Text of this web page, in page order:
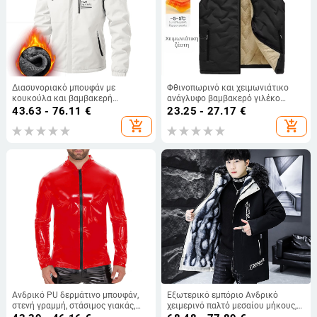
Διασυνοριακό μπουφάν με
κουκούλα και βαμβακερή
επένδυση για το φθινόπωρο και
τον χειμώνα, ζεστό, με επένδυση
από φλις, μοντέρνο, casual
και φλις για άνδρες
43.63 - 76.11 €
add_shopping_cart
Φθινοπωρινό και χειμωνιάτικο
ανάγλυφο βαμβακερό γιλέκο
ανδρικό φθινόπωρο και χειμώνα
μόδας ζεστό γιλέκο με επένδυση
βελούδινο παλτό χονδρικής
23.25 - 27.17 €
add_shopping_cart
Ανδρικό PU δερμάτινο μπουφάν,
στενή γραμμή, στάσιμος γιακάς,
Εξωτερικό εμπόριο Ανδρικό
χειμερινό παλτό μεσαίου μήκους,